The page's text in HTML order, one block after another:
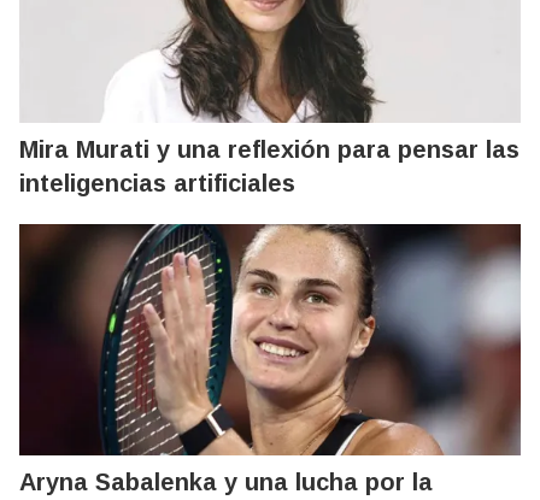
Mira Murati y una reflexión para pensar las
inteligencias artificiales
Aryna Sabalenka y una lucha por la